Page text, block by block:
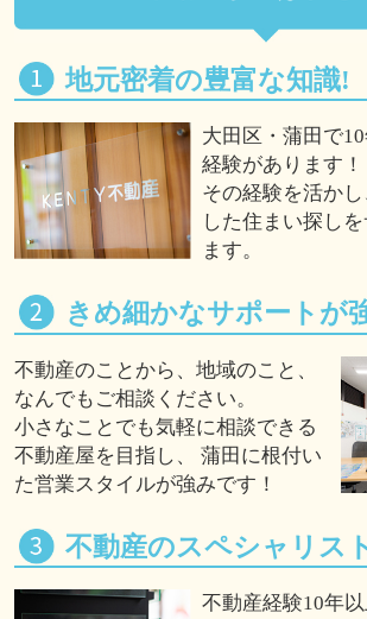
地元密着の豊富な知識!
大田区・蒲田で
経験があります！
その経験を活か
した住まい探し
ます。
きめ細かなサポートが
不動産のことから、地域のこと、
なんでもご相談ください。
小さなことでも気軽に相談できる
不動産屋を目指し、 蒲田に根付い
た営業スタイルが強みです！
不動産のスペシャリス
不動産経験10年